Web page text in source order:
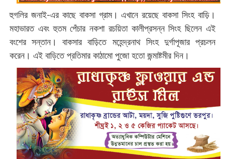
হুগলির জনাই-এর কাছে বাকসা গ্রাম। এখানে রয়েছে বাকসা সিংহ বাড়ি।
মহাভারত এবং হুতম পেঁচার নকশা রচয়িতা কালীপ্রসন্ন সিংহ ছিলেন এই
বংশের সন্তান। বাকসার বাড়িতে মহেন্দ্রনাথ সিংহ দুর্গাপূজার প্রচলন
করেন। এই বাড়িতে প্রতিমার কাঠামো পুজো হতো জন্মাষ্টমীর দিন।